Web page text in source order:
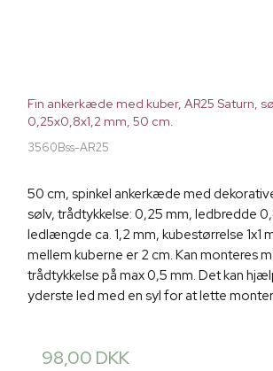
Fin ankerkæde med kuber, AR25 Saturn,
0,25x0,8x1,2 mm, 50 cm.
3560Bss-AR25
50 cm, spinkel ankerkæde med
sølv, trådtykkelse: 0,25 mm, ledbredde
ledlængde ca. 1,2 mm, kubestørrelse 1x1
mellem kuberne er 2 cm. Kan monteres
trådtykkelse på max 0,5 mm. Det kan
yderste led med en syl for at lette
98,00 DKK